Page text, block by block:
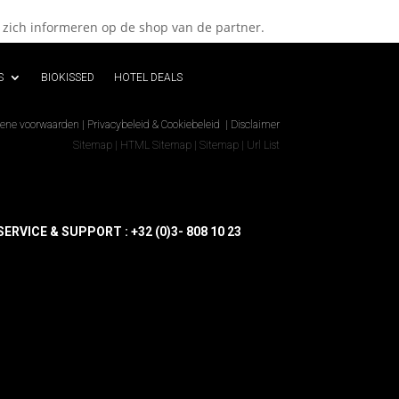
informeren op de shop van de partner.
BIOKISSED HOTEL DEALS
voorwaarden | Privacybeleid & Cookiebeleid | Disclaimer
Sitemap| HTML Sitemap| Sitemap| Url List
& SUPPORT : +32 (0)3- 808 10 23